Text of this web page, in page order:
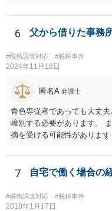
する義務がある場合で確定
等があり、本来払うべき税
合もあります。 高額なもの
逮捕されないとは思います。
6 父から借りた事務
#税務調査対応 #脱税事件
2024年11月16日
匿名A 弁護士
青色専従者であっても大丈
峻別する必要があります。
摘を受ける可能性があります
7 自宅で働く場合の
#税務調査対応 #脱税事件
2018年1月17日